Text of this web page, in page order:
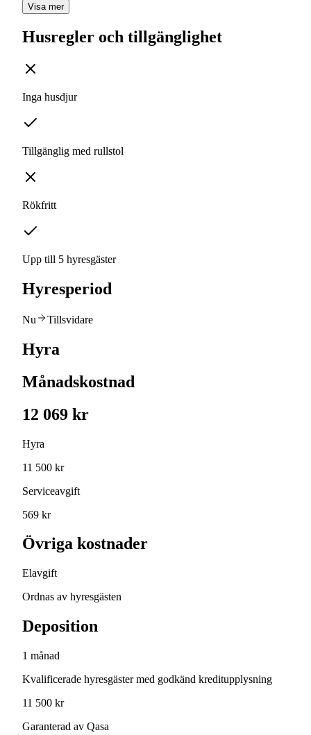
Visa mer
Husregler och tillgänglighet
Inga husdjur
Tillgänglig med rullstol
Rökfritt
Upp till 5 hyresgäster
Hyresperiod
Nu Tillsvidare
Hyra
Månadskostnad
12 069 kr
Hyra
11 500 kr
Serviceavgift
569 kr
Övriga kostnader
Elavgift
Ordnas av hyresgästen
Deposition
1 månad
Kvalificerade hyresgäster med godkänd kreditupplysning
11 500 kr
Garanterad av Qasa